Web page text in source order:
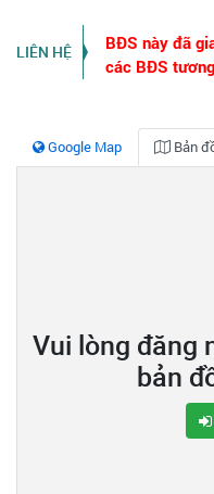
LIÊN HỆ
BĐS này đã
các BĐS
Google Map Bản
Vui lòng đăng
bản